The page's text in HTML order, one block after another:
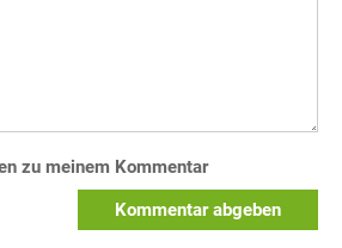
zu meinem Kommentar
Kommentar abgeben